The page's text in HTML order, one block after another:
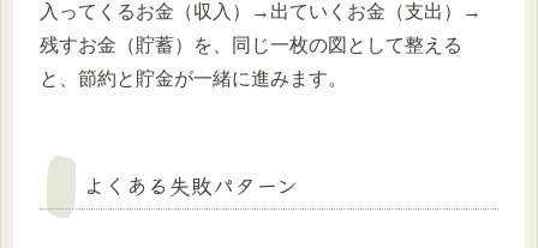
入ってくるお金（収入）→出ていくお金（支出）→
残すお金（貯蓄）を、同じ一枚の図として整える
と、節約と貯金が一緒に進みます。
よくある失敗パターン